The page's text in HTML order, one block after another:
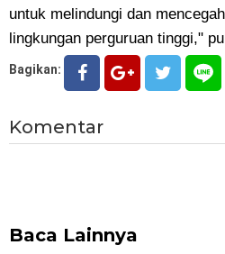
untuk melindungi dan
lingkungan perguruan tinggi,"
Bagikan:
Komentar
Baca Lainnya